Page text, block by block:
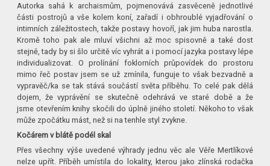
Autorka sahá k archaismům, pojmenovává zasvěceně jednotlivé
části postrojů a vše kolem koní, zařadí i obhroublé vyjadřování o
intimních záležitostech, takže postavy hovoří, jak jim huba narostla.
Kromě toho pak ale mluví všichni až moc spisovně a také dost
stejně, tady by si šlo určitě víc vyhrát a i pomocí jazyka postavy lépe
individualizovat. O prolínání foklorních průpovídek do prostoru
mimo řeč postav jsem se už zmínila, funguje to však bezvadně a
vypravěč/ka se tak stává součástí světa příběhu. To celé pak dělá
dojem, že vyprávění se skutečně odehrává ve staré době a že
jsme otevřením knihy skočili do úplně jiného století. Někoho to však
může zpočátku mást, než si na tenhle styl zvykne.
Kočárem v blátě podél skal
Přes všechny výše uvedené výhrady jednu věc ale Věře Mertlíkové
nelze upřít. Příběh umístila do lokality, kterou jako zlínská rodačka